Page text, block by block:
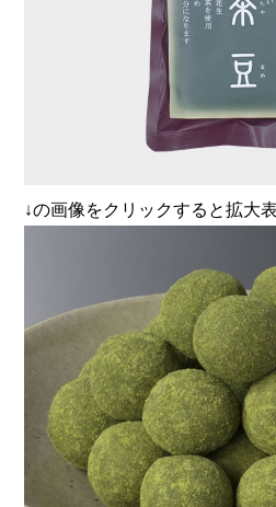
↓の画像をクリックすると拡大